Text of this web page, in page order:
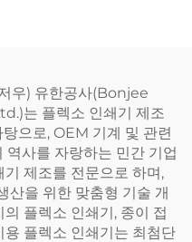
우) 유한공사(Bonjee
는 플렉소 인쇄기 제조
으로, OEM 기계 및 관련
역사를 자랑하는 민간 기업
제조를 전문으로 하며,
산을 위한 맞춤형 기술 개
플렉소 인쇄기, 종이 접
플렉소 인쇄기는 최첨단